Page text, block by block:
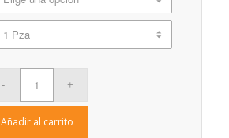
Añadir al carrito